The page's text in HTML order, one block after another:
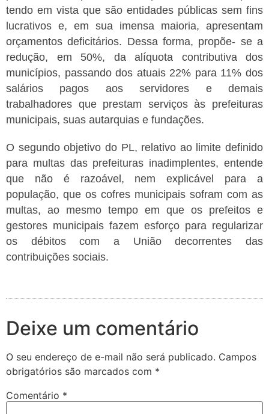
tendo em vista que são entidades públicas sem fins
lucrativos e, em sua imensa maioria, apresentam
orçamentos deficitários. Dessa forma, propõe- se a
redução, em 50%, da alíquota contributiva dos
municípios, passando dos atuais 22% para 11% dos
salários pagos aos servidores e demais
trabalhadores que prestam serviços às prefeituras
municipais, suas autarquias e fundações.
O segundo objetivo do PL, relativo ao limite definido
para multas das prefeituras inadimplentes, entende
que não é razoável, nem explicável para a
população, que os cofres municipais sofram com as
multas, ao mesmo tempo em que os prefeitos e
gestores municipais fazem esforço para regularizar
os débitos com a União decorrentes das
contribuições sociais.
Deixe um comentário
O seu endereço de e-mail não será publicado. Campos
obrigatórios são marcados com *
Comentário *